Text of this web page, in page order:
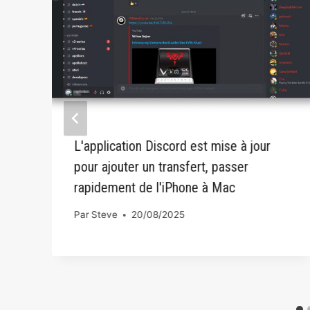
L'application Discord est mise à jour
pour ajouter un transfert, passer
rapidement de l'iPhone à Mac
ParSteve 20/08/2025